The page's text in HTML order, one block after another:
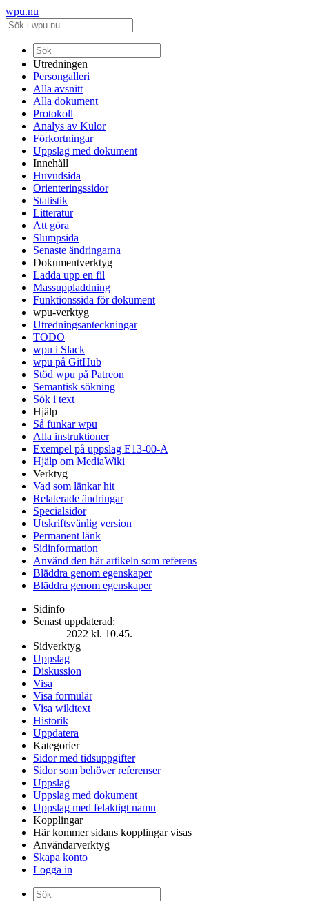
wpu.nu
Utredningen
Persongalleri
Alla avsnitt
Alla dokument
Protokoll
Analys av Kulor
Förkortningar
Uppslag med dokument
Innehåll
Huvudsida
Orienteringssidor
Statistik
Litteratur
Att göra
Slumpsida
Senaste ändringarna
Dokumentverktyg
Ladda upp en fil
Massuppladdning
Funktionssida för dokument
wpu-verktyg
Utredningsanteckningar
TODO
wpu i Slack
wpu på GitHub
Stöd wpu på Patreon
Semantisk sökning
Sök i text
Hjälp
Så funkar wpu
Alla instruktioner
Exempel på uppslag E13-00-A
Hjälp om MediaWiki
Verktyg
Vad som länkar hit
Relaterade ändringar
Specialsidor
Utskriftsvänlig version
Permanent länk
Sidinformation
Använd den här artikeln som referens
Bläddra genom egenskaper
Bläddra genom egenskaper
Sidinfo
Senast uppdaterad:
2022 kl. 10.45.
Sidverktyg
Uppslag
Diskussion
Visa
Visa formulär
Visa wikitext
Historik
Uppdatera
Kategorier
Sidor med tidsuppgifter
Sidor som behöver referenser
Uppslag
Uppslag med dokument
Uppslag med felaktigt namn
Kopplingar
Här kommer sidans kopplingar visas
Användarverktyg
Skapa konto
Logga in